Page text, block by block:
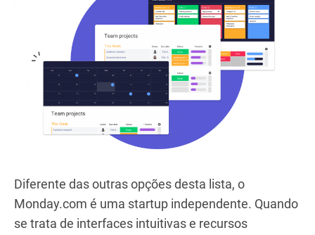
Diferente das outras opções desta lista, o
Monday.com é uma startup independente. Quando
se trata de interfaces intuitivas e recursos